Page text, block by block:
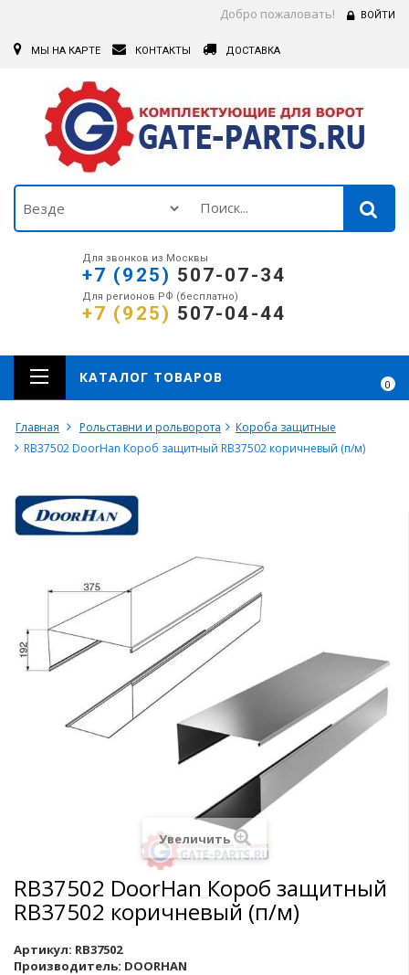
Добро пожаловать! ВОЙТИ
МЫ НА КАРТЕ КОНТАКТЫ ДОСТАВКА
Для звонков из Москвы
+7 (925) 507-07-34
Для регионов РФ (бесплатно)
+7 (925) 507-04-44
0
КАТАЛОГ ТОВАРОВ
Главная Рольставни и рольворота
Короба защитные
RB37502 DoorHan Короб защитный RB37502 коричневый (п/м)
Увеличить
RB37502 DoorHan Короб защитный
RB37502 коричневый (п/м)
Артикул: RB37502
Производитель: DOORHAN